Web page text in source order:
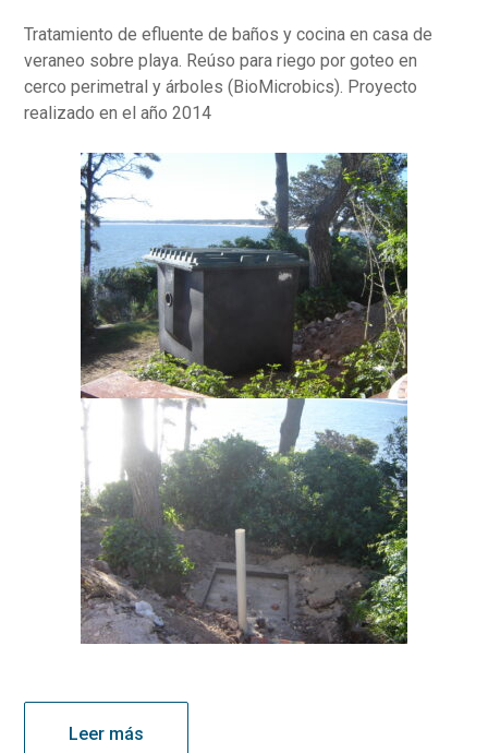
Tratamiento de efluente de baños y cocina en casa de
veraneo sobre playa. Reúso para riego por goteo en
cerco perimetral y árboles (BioMicrobics). Proyecto
realizado en el año 2014
Leer más